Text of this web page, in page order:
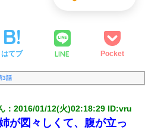
はてブ LINE Pocket
3話
：2016/01/12(火)02:18:29 ID:vru
が図々しくて、腹が立っ